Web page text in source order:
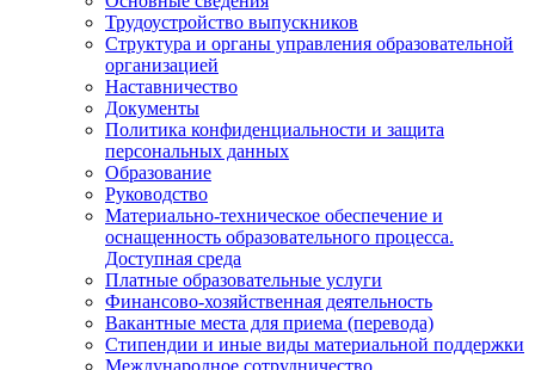
Трудоустройство выпускников
Структура и органы управления образовательной
организацией
Наставничество
Документы
Политика конфиденциальности и защита
персональных данных
Образование
Руководство
Материально-техническое обеспечение и
оснащенность образовательного процесса.
Доступная среда
Платные образовательные услуги
Финансово-хозяйственная деятельность
Вакантные места для приема (перевода)
Стипендии и иные виды материальной поддержки